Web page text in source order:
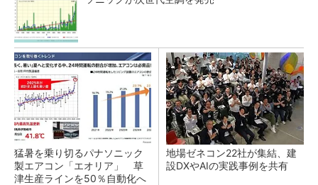
猛暑を乗り切るパナソニック
製エアコン「エオリア」 草
津生産ラインを50％自動化へ
地場ゼネコン22社が集結、建
設DXやAIの実践事例を共有